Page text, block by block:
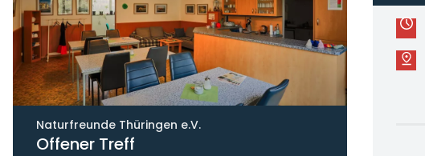
Naturfreunde Thüringen e.V.
Offener Treff